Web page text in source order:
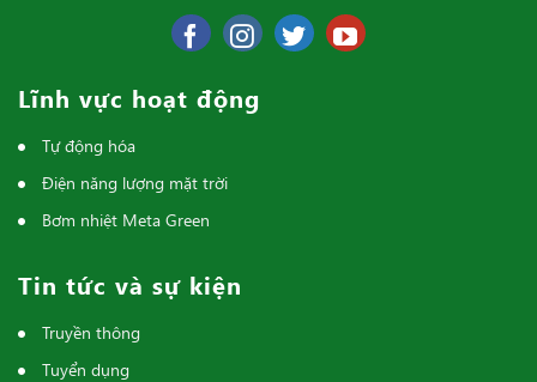
Lĩnh vực hoạt động
Tự động hóa
Điện năng lượng mặt trời
Bơm nhiệt Meta Green
Tin tức và sự kiện
Truyền thông
Tuyển dụng